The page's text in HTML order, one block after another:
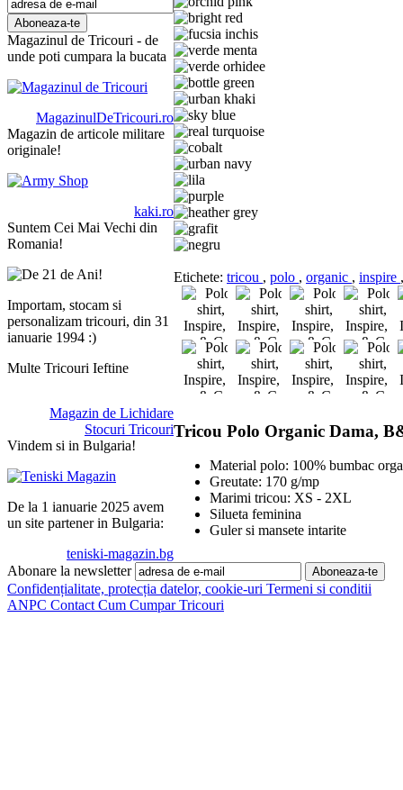
Magazinul de Tricouri - de
unde poti cumpara la bucata
MagazinulDeTricouri.ro
Magazin de articole militare
originale!
kaki.ro
Suntem Cei Mai Vechi din
Romania!
Importam, stocam si
personalizam tricouri, din 31
ianuarie 1994 :)
Multe Tricouri Ieftine
Magazin de Lichidare
Stocuri Tricouri
Vindem si in Bulgaria!
De la 1 ianuarie 2025 avem
un site partener in Bulgaria:
teniski-magazin.bg
Etichete: tricou , polo , organic , inspire
Tricou Polo Organic Dama,
Material polo: 100% bumbac
Greutate: 170 g/mp
Marimi tricou: XS - 2XL
Silueta feminina
Guler si mansete intarite
Abonare la newsletter
Confidențialitate, protecția datelor, cookie-uri Termeni si conditii
ANPC Contact Cum Cumpar Tricouri